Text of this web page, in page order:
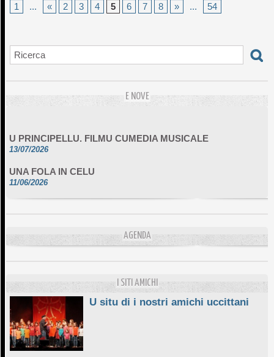
1 ... « 2 3 4 5 6 7 8 » ... 54
E NOVE
13/07/2026
11/06/2026
DA SCIMULÌ
AGENDA
I SITI AMICHI
U situ di i nostri amichi uccittani